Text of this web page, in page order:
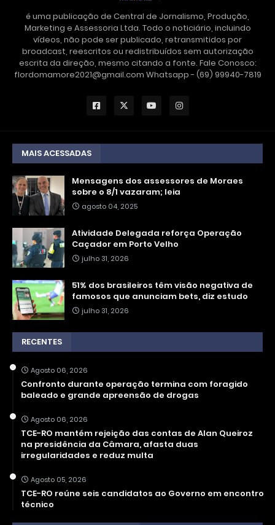
é uma publicação de Central de Jornalismo, Produção,
Marketing e Assessoria Ltda. Todo o noticiário, incluindo
vídeos, não pode ser publicado, retransmitidos por
broadcast, reescritos ou redistribuídos sem autorização
escrita da direção, mesmo citando a fonte. Fale Conosco:
flordomamore2021@gmail.com Whatsapp - (69) 99940-7819
MAIS ACESSADAS
Mensagens dos assessores de Moraes
sobre o 8/1 vazaram; leia
agosto 04, 2025
Atividade Delegada reforça Operação
Caçador em Porto Velho
julho 31, 2026
51% dos brasileiros têm visão negativa de
famosos que anunciam bets, diz estudo
julho 31, 2026
RECENTES
Agosto 06, 2026
Confronto durante operação termina com foragido
baleado e grande apreensão de drogas
Agosto 06, 2026
TCE-RO mantém rejeição das contas de Alan Queiroz
na presidência da Câmara, afasta duas
irregularidades e reduz multa
Agosto 05, 2026
TCE-RO reúne seis candidatos ao Governo em encontro
técnico